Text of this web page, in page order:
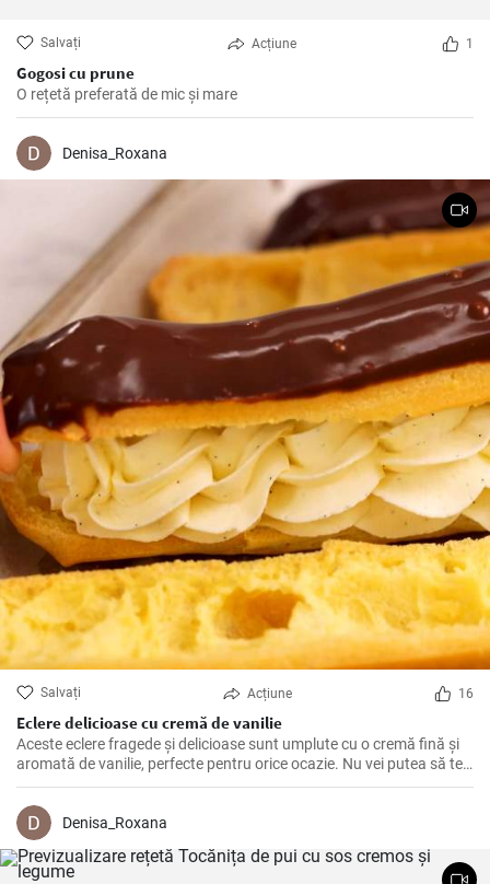
Salvați Acțiune 1
Gogosi cu prune
O rețetă preferată de mic și mare
Denisa_Roxana
Salvați Acțiune 16
Eclere delicioase cu cremă de vanilie
Aceste eclere fragede și delicioase sunt umplute cu o cremă fină și
aromată de vanilie, perfecte pentru orice ocazie. Nu vei putea să te
oprești la un singur ecler!
Denisa_Roxana